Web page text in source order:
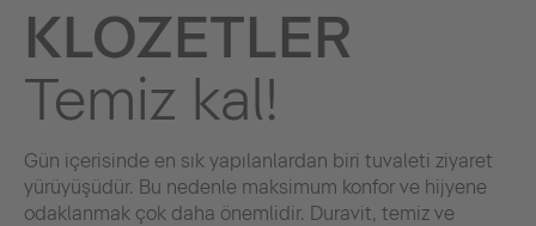
KLOZETLER
Temiz kal!
Gün içerisinde en sık yapılanlardan biri tuvaleti ziyaret
yürüyüşüdür. Bu nedenle maksimum konfor ve hijyene
odaklanmak çok daha önemlidir. Duravit, temiz ve